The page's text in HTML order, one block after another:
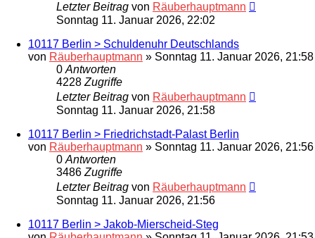
Letzter Beitrag von Räuberhauptmann
Sonntag 11. Januar 2026, 22:02
10117 Berlin > Schuldenuhr Deutschlands
von Räuberhauptmann » Sonntag 11. Januar 2026, 21:58
0 Antworten
4228 Zugriffe
Letzter Beitrag von Räuberhauptmann
Sonntag 11. Januar 2026, 21:58
10117 Berlin > Friedrichstadt-Palast Berlin
von Räuberhauptmann » Sonntag 11. Januar 2026, 21:56
0 Antworten
3486 Zugriffe
Letzter Beitrag von Räuberhauptmann
Sonntag 11. Januar 2026, 21:56
10117 Berlin > Jakob-Mierscheid-Steg